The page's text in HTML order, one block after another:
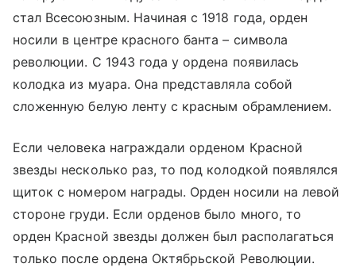
стал Всесоюзным. Начиная с 1918 года, орден
носили в центре красного банта – символа
революции. С 1943 года у ордена появилась
колодка из муара. Она представляла собой
сложенную белую ленту с красным обрамлением.
Если человека награждали орденом Красной
звезды несколько раз, то под колодкой появлялся
щиток с номером награды. Орден носили на левой
стороне груди. Если орденов было много, то
орден Красной звезды должен был располагаться
только после ордена Октябрьской Революции.